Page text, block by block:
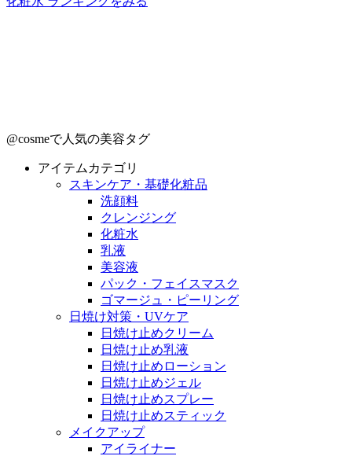
@cosmeで人気の美容タグ
アイテムカテゴリ
スキンケア・基礎化粧品
洗顔料
クレンジング
化粧水
乳液
美容液
パック・フェイスマスク
ゴマージュ・ピーリング
日焼け対策・UVケア
日焼け止めクリーム
日焼け止め乳液
日焼け止めローション
日焼け止めジェル
日焼け止めスプレー
日焼け止めスティック
メイクアップ
アイライナー